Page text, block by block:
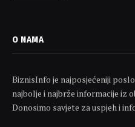
O NAMA
BiznisInfo je najposjećeniji
najbolje i najbrže informacije iz
Donosimo savjete za uspjeh i